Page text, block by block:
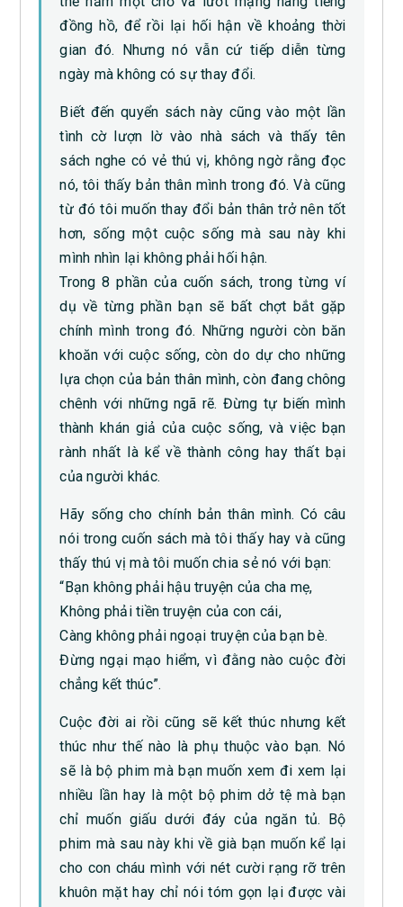
đồng hồ, để rồi lại hối hận về khoảng thời
gian đó. Nhưng nó vẫn cứ tiếp diễn từng
ngày mà không có sự thay đổi.
Biết đến quyển sách này cũng vào một lần
tình cờ lượn lờ vào nhà sách và thấy tên
sách nghe có vẻ thú vị, không ngờ rằng đọc
nó, tôi thấy bản thân mình trong đó. Và cũng
từ đó tôi muốn thay đổi bản thân trở nên tốt
hơn, sống một cuộc sống mà sau này khi
mình nhìn lại không phải hối hận.
Trong 8 phần của cuốn sách, trong từng ví
dụ về từng phần bạn sẽ bất chợt bắt gặp
chính mình trong đó. Những người còn băn
khoăn với cuộc sống, còn do dự cho những
lựa chọn của bản thân mình, còn đang chông
chênh với những ngã rẽ. Đừng tự biến mình
thành khán giả của cuộc sống, và việc bạn
rành nhất là kể về thành công hay thất bại
của người khác.
Hãy sống cho chính bản thân mình. Có câu
nói trong cuốn sách mà tôi thấy hay và cũng
thấy thú vị mà tôi muốn chia sẻ nó với bạn:
“Bạn không phải hậu truyện của cha mẹ,
Không phải tiền truyện của con cái,
Càng không phải ngoại truyện của bạn bè.
Đừng ngại mạo hiểm, vì đằng nào cuộc đời
chẳng kết thúc”.
Cuộc đời ai rồi cũng sẽ kết thúc nhưng kết
thúc như thế nào là phụ thuộc vào bạn. Nó
sẽ là bộ phim mà bạn muốn xem đi xem lại
nhiều lần hay là một bộ phim dở tệ mà bạn
chỉ muốn giấu dưới đáy của ngăn tủ. Bộ
phim mà sau này khi về già bạn muốn kể lại
cho con cháu mình với nét cười rạng rỡ trên
khuôn mặt hay chỉ nói tóm gọn lại được vài